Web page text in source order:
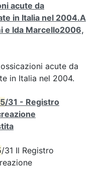
acute da
in Italia nel 2004.A
e Ida Marcello2006,
acute da
in Italia nel 2004.
/31 - Registro
/31 Il Registro